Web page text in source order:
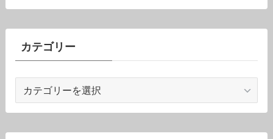
カテゴリー
ゴ
リ